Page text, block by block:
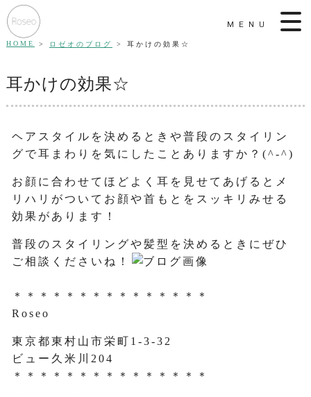
MENU
HOME ロゼオのブログ 耳かけの効果☆
耳かけの効果☆
ヘアスタイルを決めるときや普段のスタイリン
グで耳まわりを気にしたことありますか？(^-^)
お顔に合わせてほどよく耳を見せてあげるとメ
リハリがついてお顔や首もとをスッキリみせる
効果があります！
普段のスタイリングや髪型を決めるときにぜひ
ご相談くださいね！
＊＊＊＊＊＊＊＊＊＊＊＊＊＊＊
Roseo
東京都東村山市栄町1-3-32
ビュー久米川204
＊＊＊＊＊＊＊＊＊＊＊＊＊＊＊